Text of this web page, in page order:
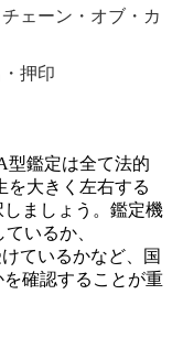
ェーン・オブ・カ
押印
型鑑定は全て法的
を大きく左右する
ましょう。鑑定機
いるか、
ているかなど、国
確認することが重